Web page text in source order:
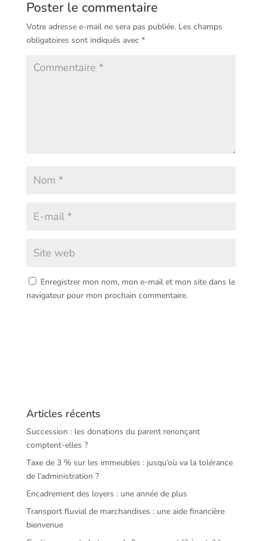
Poster le commentaire
Votre adresse e-mail ne sera pas publiée. Les champs
obligatoires sont indiqués avec *
Enregistrer mon nom, mon e-mail et mon site dans le
navigateur pour mon prochain commentaire.
Articles récents
Succession : les donations du parent renonçant
comptent-elles ?
Taxe de 3 % sur les immeubles : jusqu’où va la tolérance
de l’administration ?
Encadrement des loyers : une année de plus
Transport fluvial de marchandises : une aide financière
bienvenue